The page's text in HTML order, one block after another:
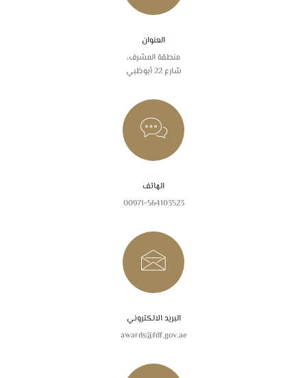
العنوان
منطقة المشرف،
شارع 22 أبوظبي
الهاتف
00971-564103523
البريد الالكتروني
awards@fdf.gov.ae